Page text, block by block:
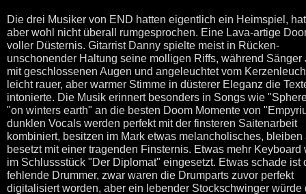
Die drei Musiker von END hatten eigentlich ein Heimspiel,
aber wohl nicht überall rumgesprochen. Eine Lava-artige
voller Düsternis. Gitarrist Danny spielte meist in Rücken-
unschonender Haltung seine molligen Riffs, während Sänger
mit geschlossenen Augen und angeleuchtet vom
leicht rauer, aber warmer Stimme in düsterer Eleganz die
intonierte. Die Musik erinnert besonders in Songs wie
"on winters earth" an die besten Doom Momente von
dunklen Vocals werden perfekt mit der finsteren Saitenarbeit
kombiniert, besitzen im Mark etwas melancholisches, bleiben
besetzt mit einer tragenden Finsternis. Etwas mehr Keyboard
im Schlussstück "Der Diplomat" eingesetzt. Etwas schade ist
fehlende Drummer, zwar waren die Drumparts zuvor perfekt
digitalisiert worden, aber ein lebender Stockschwinger würde